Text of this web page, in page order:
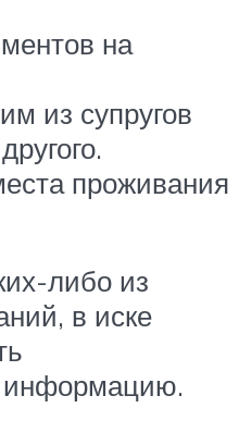
на
из супругов
проживания
либо из
в иске
информацию.